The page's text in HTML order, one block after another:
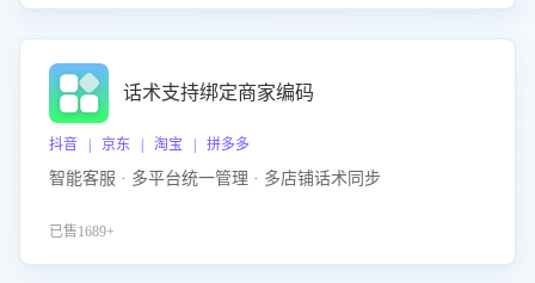
话术支持绑定商家编码
抖音 | 京东 | 淘宝 | 拼多多
智能客服 · 多平台统一管理 · 多店铺话术同步
已售1689+